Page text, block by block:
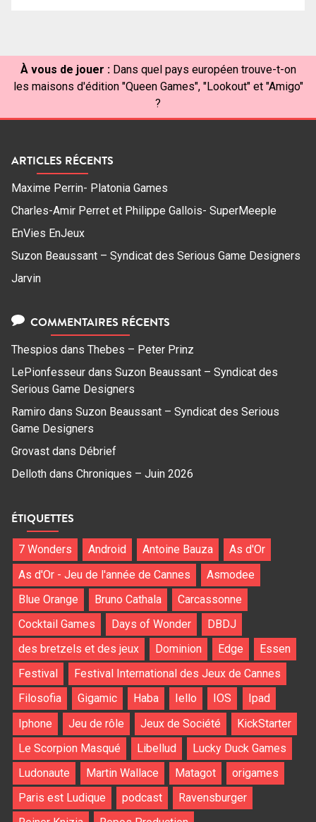
À vous de jouer : Dans quel pays européen trouve-t-on
les maisons d'édition "Queen Games", "Lookout" et "Amigo"
?
ARTICLES RÉCENTS
Maxime Perrin- Platonia Games
Charles-Amir Perret et Philippe Gallois- SuperMeeple
EnVies EnJeux
Suzon Beaussant – Syndicat des Serious Game Designers
Jarvin
COMMENTAIRES RÉCENTS
Thespios dans Thebes – Peter Prinz
LePionfesseur dans Suzon Beaussant – Syndicat des
Serious Game Designers
Ramiro dans Suzon Beaussant – Syndicat des Serious
Game Designers
Grovast dans Débrief
Delloth dans Chroniques – Juin 2026
ÉTIQUETTES
7 Wonders Android Antoine Bauza
As d'Or
As d'Or - Jeu de l'année de Cannes
Asmodee
Blue Orange
Bruno Cathala
Carcassonne
Cocktail Games
Days of Wonder
DBDJ
des bretzels et des jeux
Dominion Edge
Essen
Festival
Festival International des Jeux de Cannes
Filosofia
Gigamic Haba Iello IOS
Ipad
Iphone
Jeu de rôle Jeux de Société
KickStarter
Le Scorpion Masqué
Libellud
Lucky Duck Games
Ludonaute
Martin Wallace Matagot
origames
Paris est Ludique
podcast
Ravensburger